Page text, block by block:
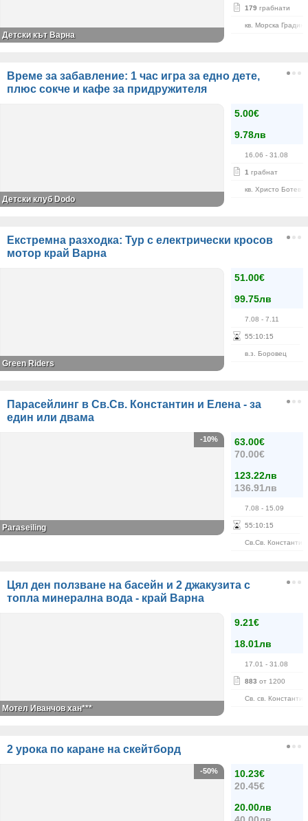
179 грабнати
кв. Морска Градина
Детски кът Варна
Време за забавление: 1 час игра за едно дете,
плюс сокче и кафе за придружителя
5.00€
9.78лв
16.06 - 31.08
1 грабнат
кв. Христо Ботев
Детски клуб Dodo
Екстремна разходка: Тур с електрически кросов
мотор край Варна
51.00€
99.75лв
7.08 - 7.11
55:10:15
в.з. Боровец
Green Riders
Парасейлинг в Св.Св. Константин и Елена - за
един или двама
63.00€
70.00€
123.22лв
136.91лв
7.08 - 15.09
55:10:15
Св.Св.
-10%
Paraseiling
Цял ден ползване на басейн и 2 джакузита с
топла минерална вода - край Варна
9.21€
18.01лв
17.01 - 31.08
883 от 1200
Св. св.
Мотел Иванчов хан***
2 урока по каране на скейтборд
10.23€
20.45€
20.00лв
-50%